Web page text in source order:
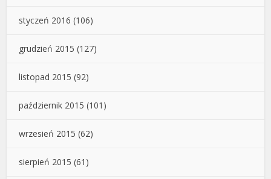
styczeń 2016 (106)
grudzień 2015 (127)
listopad 2015 (92)
październik 2015 (101)
wrzesień 2015 (62)
sierpień 2015 (61)